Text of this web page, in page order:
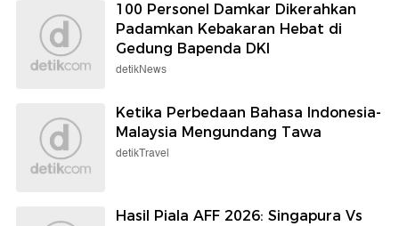
100 Personel Damkar Dikerahkan
Padamkan Kebakaran Hebat di
Gedung Bapenda DKI
detikNews
Ketika Perbedaan Bahasa Indonesia-
Malaysia Mengundang Tawa
detikTravel
Hasil Piala AFF 2026: Singapura Vs